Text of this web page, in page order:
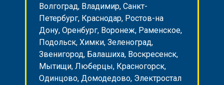
Волгоград, Владимир, Санкт-
Петербург, Краснодар, Ростов-на
Дону, Оренбург, Воронеж, Раменское,
Подольск, Химки, Зеленоград,
Звенигород, Балашиха, Воскресенск,
Мытищи, Люберцы, Красногорск,
Одинцово, Домодедово, Электростал